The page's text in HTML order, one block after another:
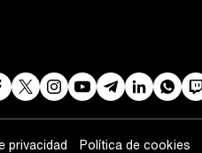
privacidad Política de cookies